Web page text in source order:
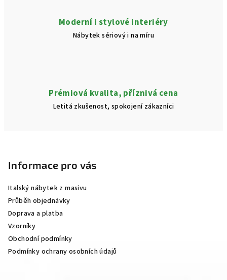
Moderní i stylové interiéry
Nábytek sériový i na míru
Prémiová kvalita, příznivá cena
Letitá zkušenost, spokojení zákazníci
Informace pro vás
Italský nábytek z masivu
Průběh objednávky
Doprava a platba
Vzorníky
Obchodní podmínky
Podmínky ochrany osobních údajů